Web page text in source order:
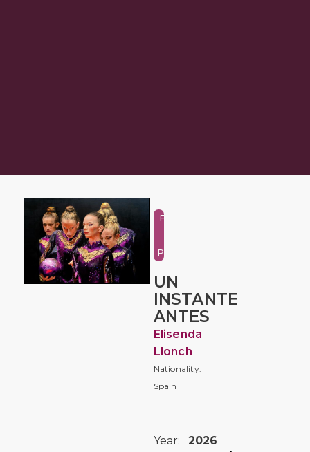
Figure
Portrait
UN
INSTANTE
ANTES
Elisenda
Llonch
Nationality:
Spain
Year: 2026